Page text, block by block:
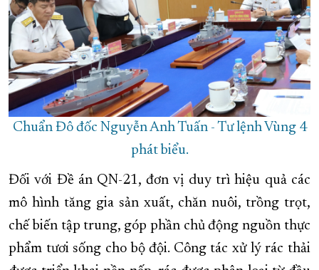
Chuẩn Đô đốc Nguyễn Anh Tuấn - Tư lệnh Vùng 4
phát biểu.
Đối với Đề án QN-21, đơn vị duy trì hiệu quả các
mô hình tăng gia sản xuất, chăn nuôi, trồng trọt,
chế biến tập trung, góp phần chủ động nguồn thực
phẩm tươi sống cho bộ đội. Công tác xử lý rác thải